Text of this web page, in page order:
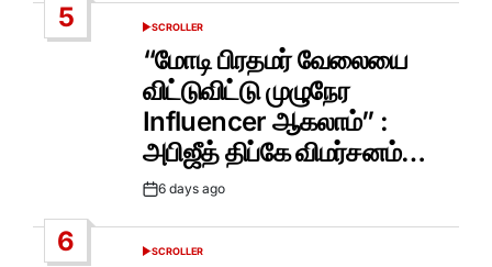
5
POSTED
IN
SCROLLER
“மோடி பிரதமர் வேலையை
விட்டுவிட்டு முழுநேர
Influencer ஆகலாம்” :
அபிஜீத் திப்கே விமர்சனம்…
Post6 days ago
6
POSTED
SCROLLER